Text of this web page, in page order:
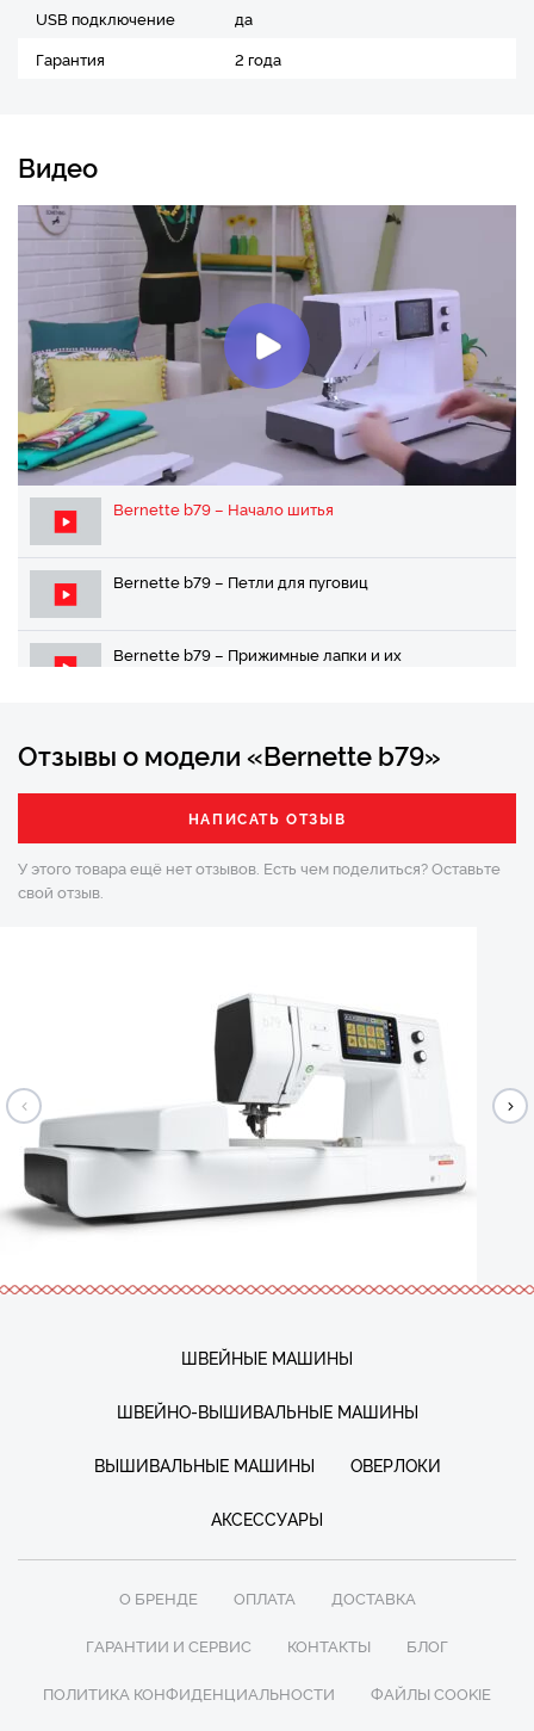
USB подключение
да
Гарантия
2 года
Видео
Bernette b79 – Начало шитья
Bernette b79 – Петли для пуговиц
Bernette b79 – Прижимные лапки и их
Bernette b79 – Намотка и заправка шпульки
Bernette b79 – Дизайнер строчек
Bernette b79 – Расширенные настройки
Bernette b79 – Подготовка к вышивке
Bernette b79 – Комбинирование мотивов вышивки
Bernette b79 – Вышивка
Отзывы о модели «Bernette b79»
НАПИСАТЬ ОТЗЫВ
У этого товара ещё нет отзывов. Есть чем поделиться?Оставьте
свой отзыв.
ШВЕЙНЫЕ МАШИНЫ
ШВЕЙНО-ВЫШИВАЛЬНЫЕ МАШИНЫ
ВЫШИВАЛЬНЫЕ МАШИНЫ ОВЕРЛОКИ
АКСЕССУАРЫ
О БРЕНДЕ ОПЛАТА ДОСТАВКА
ГАРАНТИИ И СЕРВИС КОНТАКТЫ БЛОГ
ПОЛИТИКА КОНФИДЕНЦИАЛЬНОСТИ ФАЙЛЫ COOKIE